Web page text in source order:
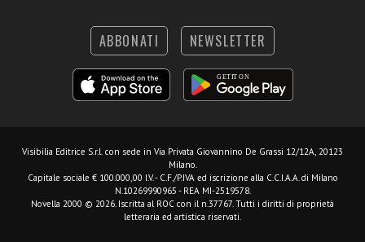
ABBONATI NEWSLETTER
Visibilia Editrice S.r.l. con sede in Via Privata Giovannino De Grassi 12/12A, 20123
Milano.
Capitale sociale € 100.000,00 I.V. - C.F./P.IVA ed iscrizione alla C.C.I.A.A. di Milano
N.10269990965 - REA MI-2519578.
Novella 2000 © 2026. Iscritta al ROC con il n.37767. Tutti i diritti di proprietà
letteraria ed artistica riservati.